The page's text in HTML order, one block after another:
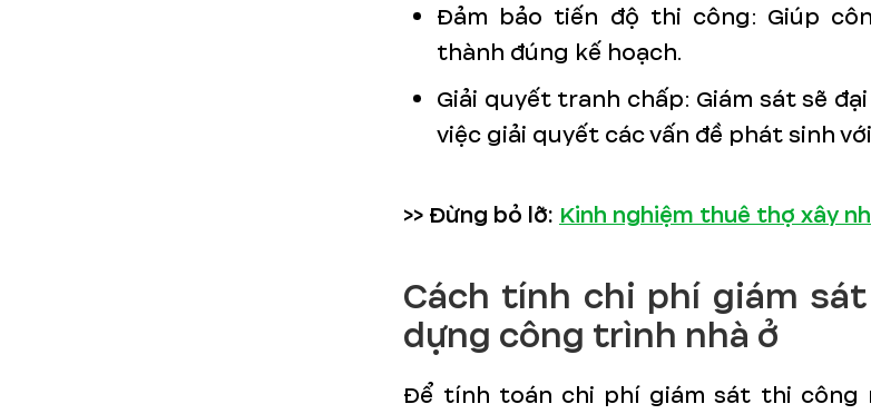
Đảm bảo tiến độ thi công: Giúp
thành đúng kế hoạch.
Giải quyết tranh chấp: Giám sát sẽ
việc giải quyết các vấn đề phát sinh
>> Đừng bỏ lỡ: Kinh nghiệm thuê thợ xây
Cách tính chi phí giám
dựng công trình nhà ở
Để tính toán chi phí giám sát thi công